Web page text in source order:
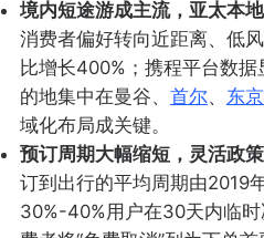
境内短途游成主流，亚太本
消费者偏好转向近距离、低
比增长400%；携程平台数
的地集中在曼谷、 首尔、 东京
域化布局成关键。
预订周期大幅缩短，灵活政
订到出行的平均周期由2019
30%-40%用户在30天内临